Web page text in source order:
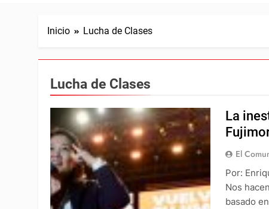
Inicio Lucha de Clases
Lucha de Clases
La
El
Por:
Nos
basado